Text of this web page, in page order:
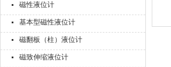
磁性液位计
基本型磁性液位计
磁翻板（柱）液位计
磁致伸缩液位计